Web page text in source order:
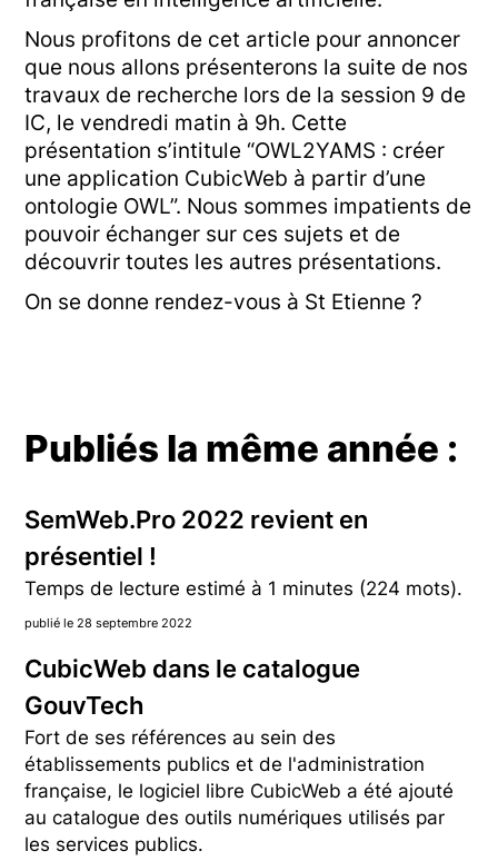
Nous profitons de cet article pour annoncer
que nous allons présenterons la suite de nos
travaux de recherche lors de la session 9 de
IC, le vendredi matin à 9h. Cette
présentation s’intitule “OWL2YAMS : créer
une application CubicWeb à partir d’une
ontologie OWL”. Nous sommes impatients de
pouvoir échanger sur ces sujets et de
découvrir toutes les autres présentations.
On se donne rendez-vous à St Etienne ?
Publiés la même année :
SemWeb.Pro 2022 revient en
présentiel !
Temps de lecture estimé à 1 minutes (224 mots).
publié le 28 septembre 2022
CubicWeb dans le catalogue
GouvTech
Fort de ses références au sein des
établissements publics et de l'administration
française, le logiciel libre CubicWeb a été ajouté
au catalogue des outils numériques utilisés par
les services publics.